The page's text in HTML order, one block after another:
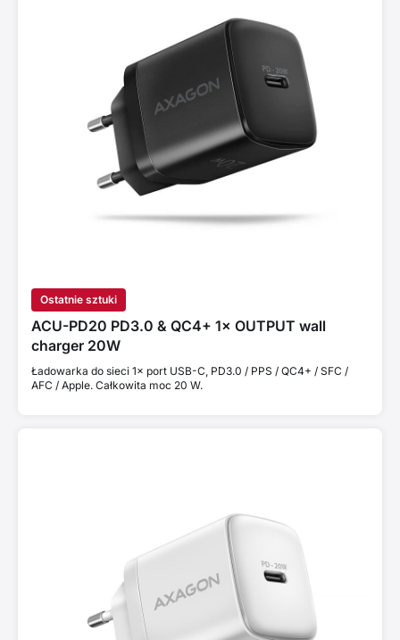
Ostatnie sztuki
ACU-PD20 PD3.0 & QC4+ 1× OUTPUT wall
charger 20W
Ładowarka do sieci 1× port USB-C, PD3.0 / PPS / QC4+ / SFC /
AFC / Apple. Całkowita moc 20 W.